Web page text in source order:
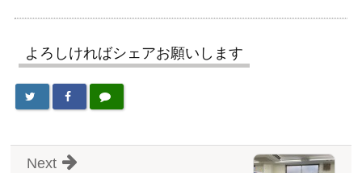
よろしければシェアお願いします
Next